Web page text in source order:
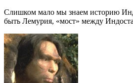
Слишком мало мы знаем историю
быть Лемурия, «мост» между